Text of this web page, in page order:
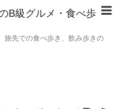
B級グルメ・食べ歩
旅先での食べ歩き、飲み歩きの